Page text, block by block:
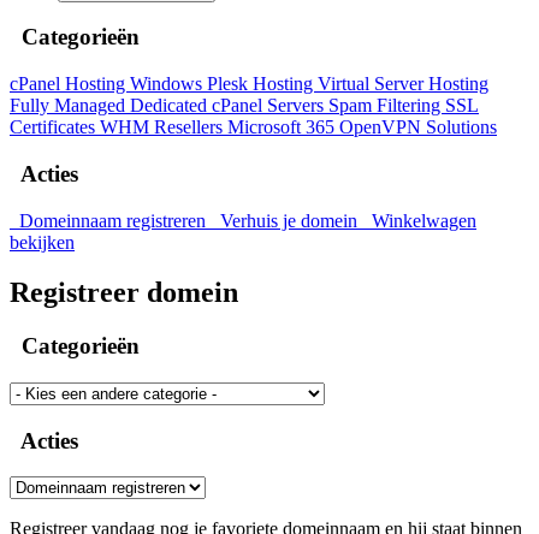
Categorieën
cPanel Hosting Windows Plesk Hosting Virtual Server Hosting
Fully Managed Dedicated cPanel Servers Spam Filtering SSL
Certificates WHM Resellers Microsoft 365 OpenVPN Solutions
Acties
Domeinnaam registreren Verhuis je domein
Winkelwagen
bekijken
Registreer domein
Categorieën
Acties
Registreer vandaag nog je favoriete domeinnaam en hij staat binnen